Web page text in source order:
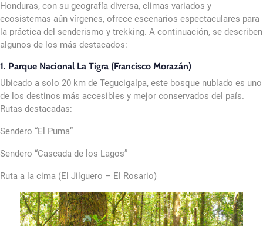
Honduras, con su geografía diversa, climas variados y
ecosistemas aún vírgenes, ofrece escenarios espectaculares para
la práctica del senderismo y trekking. A continuación, se describen
algunos de los más destacados:
1. Parque Nacional La Tigra (Francisco Morazán)
Ubicado a solo 20 km de Tegucigalpa, este bosque nublado es uno
de los destinos más accesibles y mejor conservados del país.
Rutas destacadas:
Sendero “El Puma”
Sendero “Cascada de los Lagos”
Ruta a la cima (El Jilguero – El Rosario)